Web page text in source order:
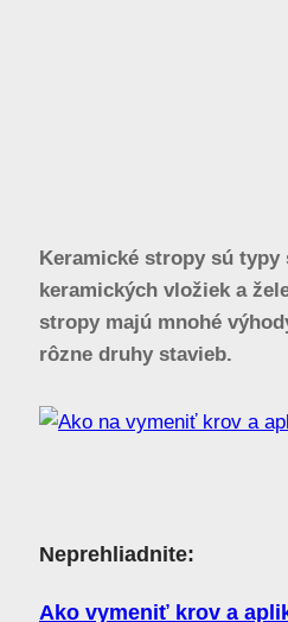
Keramické stropy sú
keramických vložiek a
stropy majú mnohé
rôzne druhy stavieb.
Neprehliadnite:
Ako vymeniť krov a